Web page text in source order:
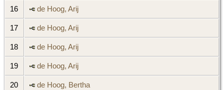
16 de Hoog, Arij
17 de Hoog, Arij
18 de Hoog, Arij
19 de Hoog, Arij
20 de Hoog, Bertha